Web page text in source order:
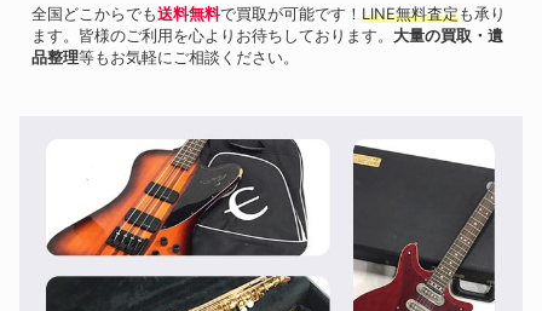
全国どこからでも送料無料で買取が可能です！ LINE無料査定も承り
ます。皆様のご利用を心よりお待ちしております。 大量の買取・遺
品整理等もお気軽にご相談ください。